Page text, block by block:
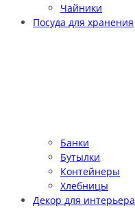
Чайники
Посуда для хранения
Банки
Бутылки
Контейнеры
Хлебницы
Декор для интерьера